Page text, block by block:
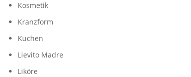
Kosmetik
Kranzform
Kuchen
Lievito Madre
Liköre